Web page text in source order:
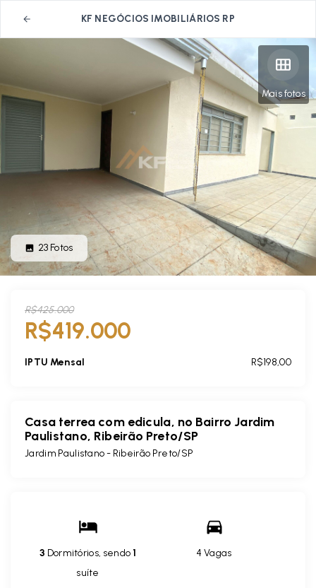
KF NEGÓCIOS IMOBILIÁRIOS RP
Mais fotos
23 Fotos
R$425.000
R$419.000
IPTU Mensal R$198,00
Casa terrea com edicula, no Bairro Jardim
Paulistano, Ribeirão Preto/SP
Jardim Paulistano - Ribeirão Preto/SP
3 Dormitórios, sendo1
suíte
4 Vagas